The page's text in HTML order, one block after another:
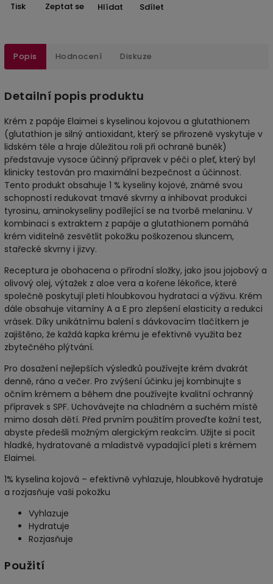
Tisk Zeptat se Hlídat Sdílet
Popis Hodnocení Diskuze
Detailní popis produktu
Krém z papáje Elaimei s kyselinou kojovou a glutathionem
(glutathion je silný antioxidant, který se přirozeně vyskytuje v
lidském těle a hraje důležitou roli při ochraně buněk)
představuje vysoce účinný přípravek v péči o pleť, který byl
klinicky testován pro maximální bezpečnost a účinnost.
Tento produkt obsahuje 1 % kyseliny kojové, známé svou
schopností redukovat tmavé skvrny a inhibovat produkci
tyrosinu, aminokyseliny podílející se na tvorbě melaninu. V
kombinaci s extraktem z papáje a glutathionem pomáhá
krém viditelně zesvětlit pokožku poškozenou sluncem,
stařecké skvrny i jizvy.
Receptura je obohacena o přírodní složky, jako jsou jojobový a
olivový olej, výtažek z aloe vera a kořene lékořice, které
společně poskytují pleti hloubkovou hydrataci a výživu. Krém
dále obsahuje vitamíny A a E pro zlepšení elasticity a redukci
vrásek. Díky unikátnímu balení s dávkovacím tlačítkem je
zajištěno, že každá kapka krému je efektivně využita bez
zbytečného plýtvání.
Pro dosažení nejlepších výsledků používejte krém dvakrát
denně, ráno a večer. Pro zvýšení účinku jej kombinujte s
očním krémem a během dne používejte kvalitní ochranný
přípravek s SPF. Uchovávejte na chladném a suchém místě
mimo dosah dětí. Před prvním použitím proveďte kožní test,
abyste předešli možným alergickým reakcím. Užijte si pocit
hladké, hydratované a mladistvě vypadající pleti s krémem
Elaimei.
1% kyselina kojová – efektivně vyhlazuje, hloubkově hydratuje
a rozjasňuje vaši pokožku
Vyhlazuje
Hydratuje
Rozjasňuje
Použití